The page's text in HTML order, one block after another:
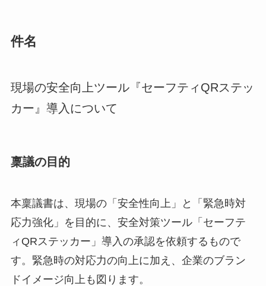
件名
現場の安全向上ツール『セーフティQRステッ
カー』導入について
稟議の目的
本稟議書は、現場の「安全性向上」と「緊急時対
応力強化」を目的に、安全対策ツール「セーフテ
ィQRステッカー」導入の承認を依頼するもので
す。緊急時の対応力の向上に加え、企業のブラン
ドイメージ向上も図ります。